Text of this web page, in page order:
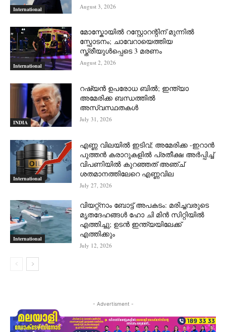
International August 3, 2026
International
മോസ്കോയിൽ റസ്റ്റോറന്റിന് മുന്നിൽ
സ്ഫോടനം; ചാവേറായെത്തിയ
സ്ത്രീയുൾപ്പെടെ 3 മരണം
August 2, 2026
INDIA
റഷ്യന്‍ ഉപരോധ ബില്‍; ഇന്ത്യാ
അമേരിക്ക ബന്ധത്തില്‍
അസ്വസ്ഥതകള്‍
July 31, 2026
International
എണ്ണ വിലയില്‍ ഇടിവ്; അമേരിക്ക -ഇറാന്‍
പുത്തന്‍ കരാറുകളില്‍ പ്രതീക്ഷ അര്‍പ്പിച്ച്
വിപണിയില്‍ കുറഞ്ഞത് അഞ്ച്
ശതമാനത്തിലേറെ എണ്ണവില
July 27, 2026
International
വിയറ്റ്നാം ബോട്ട് അപകടം: മരിച്ചവരുടെ
മൃതദേഹങ്ങൾ ഹോ ചി മിൻ സിറ്റിയിൽ
എത്തിച്ചു; ഉടൻ ഇന്ത്യയിലേക്ക്
എത്തിക്കും
July 12, 2026
- Advertisment -